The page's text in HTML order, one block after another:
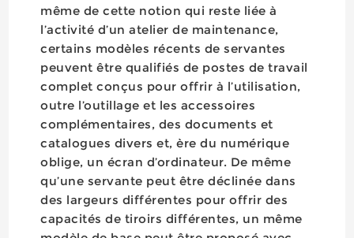
même de cette notion qui reste liée à
l’activité d’un atelier de maintenance,
certains modèles récents de servantes
peuvent être qualifiés de postes de travail
complet conçus pour offrir à l’utilisation,
outre l’outillage et les accessoires
complémentaires, des documents et
catalogues divers et, ère du numérique
oblige, un écran d’ordinateur. De même
qu’une servante peut être déclinée dans
des largeurs différentes pour offrir des
capacités de tiroirs différentes, un même